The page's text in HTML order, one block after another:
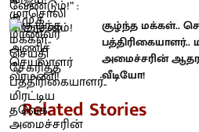
சூழ்ந்த மக்கள்..
பத்திரிகையாளர்..
அமைச்சரின்
வீடியோ!
Related Stories